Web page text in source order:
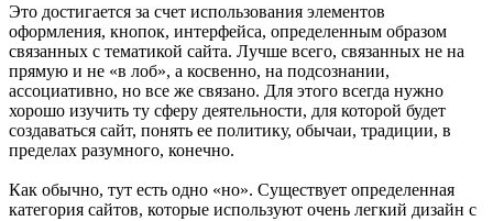
Это достигается за счет использования элементов
оформления, кнопок, интерфейса, определенным образом
связанных с тематикой сайта. Лучше всего, связанных не на
прямую и не «в лоб», а косвенно, на подсознании,
ассоциативно, но все же связано. Для этого всегда нужно
хорошо изучить ту сферу деятельности, для которой будет
создаваться сайт, понять ее политику, обычаи, традиции, в
пределах разумного, конечно.
Как обычно, тут есть одно «но». Существует определенная
категория сайтов, которые используют очень легкий дизайн с